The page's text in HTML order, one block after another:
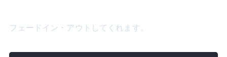
フェードイン・アウトしてくれます。